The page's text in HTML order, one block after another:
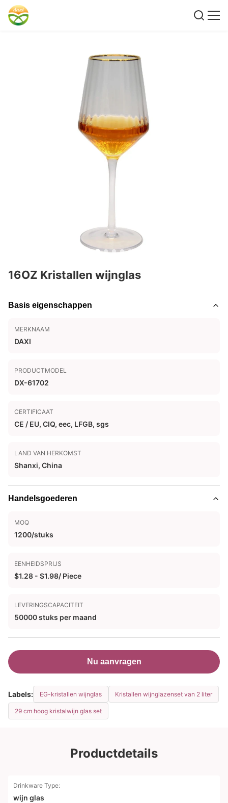
16OZ Kristallen wijnglas
Basis eigenschappen
MERKNAAM
DAXI
PRODUCTMODEL
DX-61702
CERTIFICAAT
CE / EU, CIQ, eec, LFGB, sgs
LAND VAN HERKOMST
Shanxi, China
Handelsgoederen
MOQ
1200/stuks
EENHEIDSPRIJS
$1.28 - $1.98/ Piece
LEVERINGSCAPACITEIT
50000 stuks per maand
Nu aanvragen
Labels: EG-kristallen wijnglas Kristallen wijnglazenset van 2 liter
29 cm hoog kristalwijn glas set
Productdetails
Drinkware Type:
wijn glas